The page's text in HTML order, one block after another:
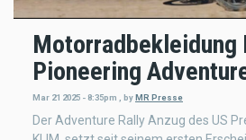
Motorradbekleidung
Pioneering
Mar 21 2025 - 8:35pm , by MR Presse
Der Adventure Rally Anzug des US